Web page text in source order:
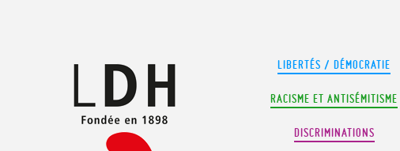
LIBERTÉS / DÉMOCRATIE
RACISME ET ANTISÉMITISME
DISCRIMINATIONS